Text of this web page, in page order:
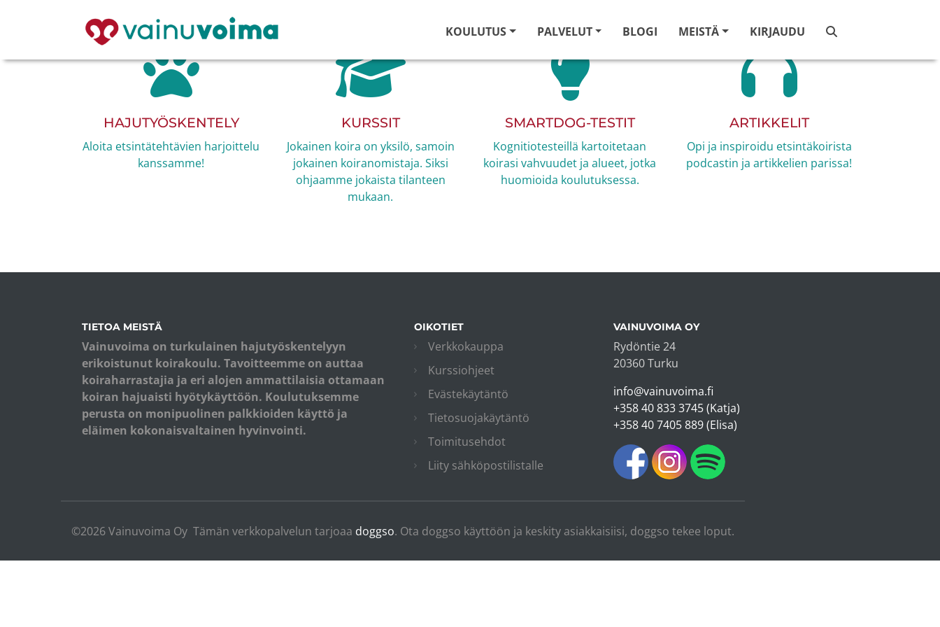
KOULUTUS PALVELUT BLOGI MEISTÄ KIRJAUDU
HAJUTYÖSKENTELY
Aloita etsintätehtävien harjoittelu
kanssamme!
KURSSIT
Jokainen koira on yksilö, samoin
jokainen koiranomistaja. Siksi
ohjaamme jokaista tilanteen
mukaan.
SMARTDOG-TESTIT
Kognitiotesteillä kartoitetaan
koirasi vahvuudet ja alueet, jotka
huomioida koulutuksessa.
ARTIKKELIT
Opi ja inspiroidu etsintäkoirista
podcastin ja artikkelien parissa!
TIETOA MEISTÄ
Vainuvoima on turkulainen hajutyöskentelyyn
erikoistunut koirakoulu. Tavoitteemme on auttaa
koiraharrastajia ja eri alojen ammattilaisia ottamaan
koiran hajuaisti hyötykäyttöön. Koulutuksemme
perusta on monipuolinen palkkioiden käyttö ja
eläimen kokonaisvaltainen hyvinvointi.
OIKOTIET
Verkkokauppa
Kurssiohjeet
Evästekäytäntö
Tietosuojakäytäntö
Toimitusehdot
Liity sähköpostilistalle
VAINUVOIMA OY
Rydöntie 24
20360 Turku
info@vainuvoima.fi
+358 40 833 3745 (Katja)
+358 40 7405 889 (Elisa)
©2026 Vainuvoima Oy Tämän verkkopalvelun tarjoaa doggso. Ota doggso käyttöön ja keskity asiakkaisiisi, doggso tekee loput.